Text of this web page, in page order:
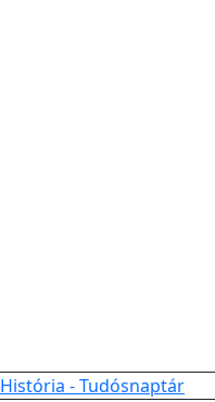
História - Tudósnaptár